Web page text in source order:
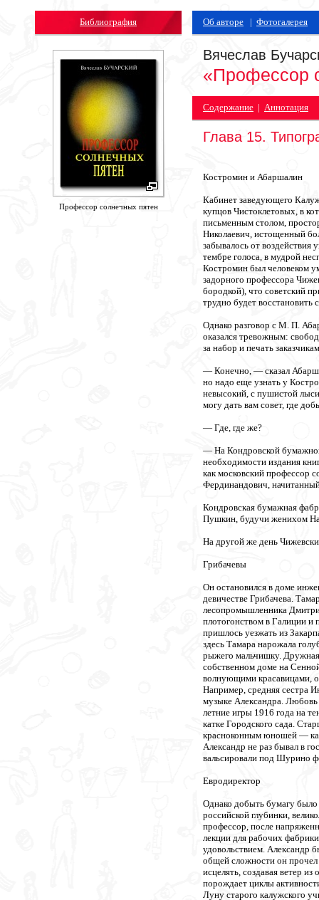
Библиография
Профессор солнечных пятен
Об авторе | Фотогалерея
Вячеслав
«Профессор
Содержание | Аннотация
Глава 15.
Костромин и Абаршалин
Кабинет заведующего
купцов Чистоклетовых, в
письменным столом,
Николаевич, истощенный
забывалось от воздействия
тембре голоса, в мудрой
Костромин был человеком
задорного профессора
бородкой), что советский
трудно будет восстановить
Однако разговор с М. П.
оказался тревожным:
за набор и печать
— Конечно, — сказал
но надо еще узнать у
невысокий, с пушистой
могу дать вам совет, где
— Где, где же?
— На Кондровской
необходимости издания
как московский профессор
Фердинандович,
Кондровская бумажная
Пушкин, будучи женихом
На другой же день
Грибачевы
Он остановился в доме
девичестве Грибачева.
лесопромышленника
плотогонством в Галиции и
пришлось уезжать из
здесь Тамара нарожала
рыжего мальчишку.
собственном доме на
волнующими красавицами,
Например, средняя сестра
музыке Александра. Любовь
летние игры 1916 года на
катке Городского сада.
красноконным юношей —
Александр не раз бывал в
вальсировали под Шурино
Евродиректор
Однако добыть бумагу было
российской глубинки,
профессор, после
лекции для рабочих
удовольствием. Александр
общей сложности он прочел
исцелять, создавая ветер
порождает циклы
Луну старого калужского